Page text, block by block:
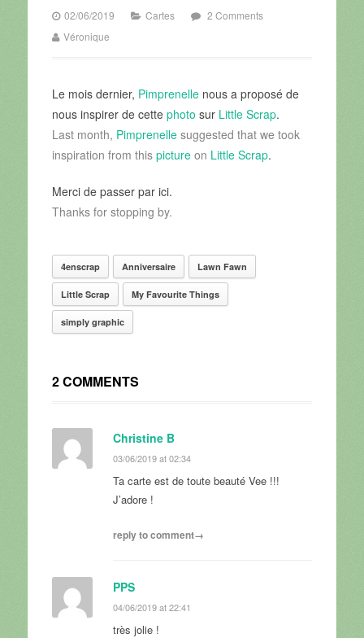
02/06/2019 Cartes
2 Comments
Véronique
Le mois dernier, Pimprenellenous a proposé de
nous inspirer de cette photo sur Little Scrap.
Last month, Pimprenelle suggested that we took
inspiration from this picture on Little Scrap.
Merci de passer par ici.
Thanks for stopping by.
4enscrap Anniversaire Lawn Fawn
Little Scrap My Favourite Things
simply graphic
2 COMMENTS
Christine B
03/06/2019 at 02:34
Ta carte est de toute beauté Vee !!!
J’adore !
reply to comment→
PPS
04/06/2019 at 22:41
très jolie !